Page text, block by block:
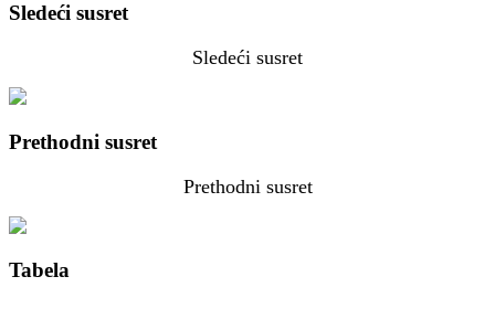
Sledeći susret
Sledeći susret
Prethodni susret
Prethodni susret
Tabela